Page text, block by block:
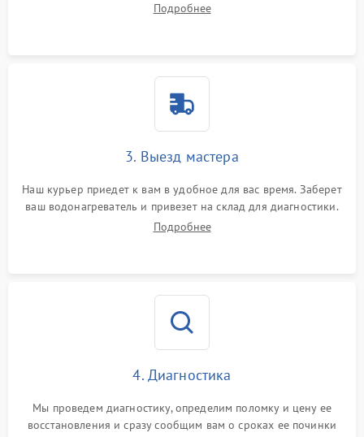
Подробнее
3. Выезд мастера
Наш курьер приедет к вам в удобное для вас время. Заберет
ваш водонагреватель и привезет на склад для диагностики.
Подробнее
4. Диагностика
Мы проведем диагностику, определим поломку и цену ее
восстановления и сразу сообщим вам о сроках ее починки